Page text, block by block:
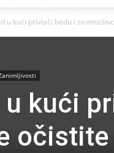
u kući privlači bedu i
u kući